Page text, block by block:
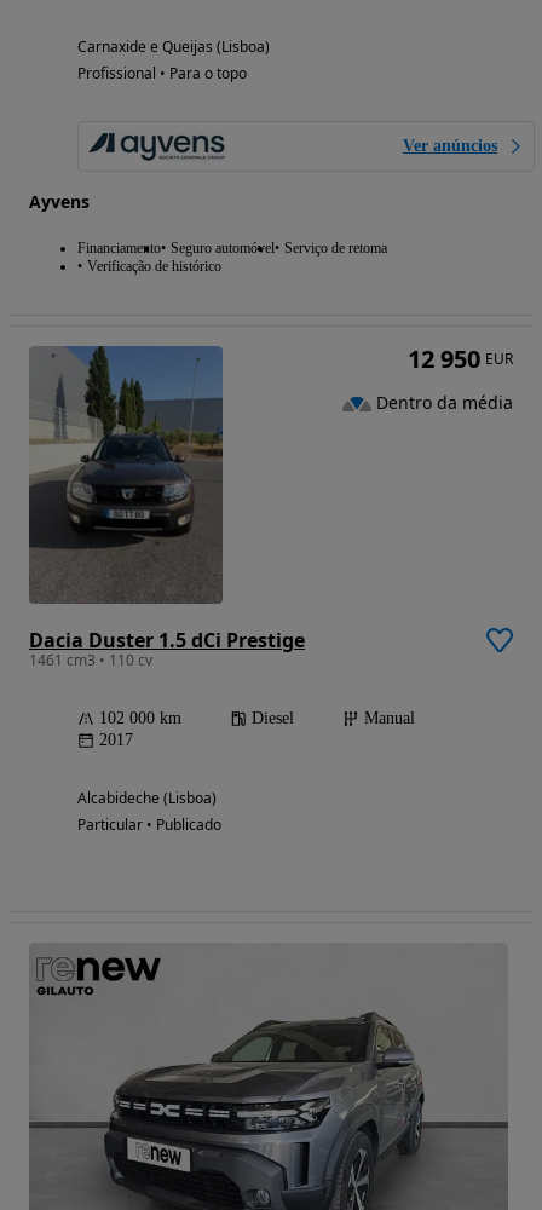
Carnaxide e Queijas (Lisboa)
Profissional • Para o topo
Ver anúncios
Ayvens
Financiamento Seguro automóvel Serviço de retoma
Verificação de histórico
Dacia Duster 1.5 dCi Prestige
1461 cm3 • 110 cv
102 000 km Diesel
Manual
2017
Alcabideche (Lisboa)
Particular • Publicado
12 950 EUR
Dentro da média